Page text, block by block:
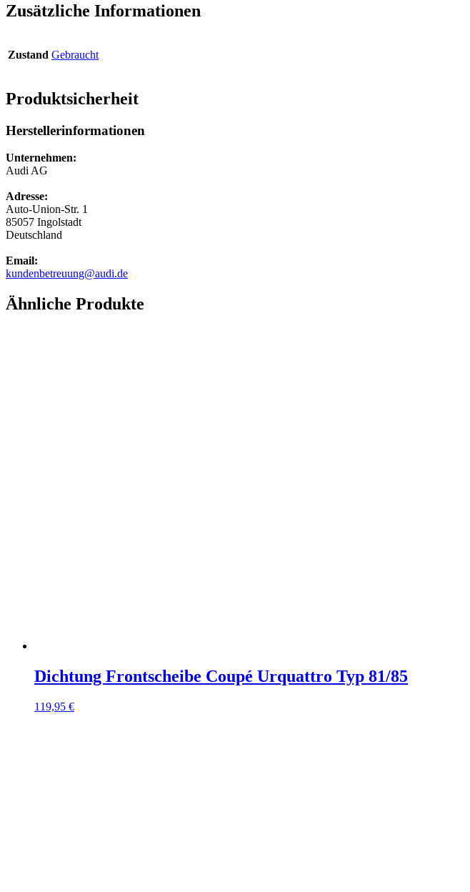
Zusätzliche Informationen
Zustand Gebraucht
Produktsicherheit
Herstellerinformationen
Unternehmen:
Audi AG
Adresse:
Auto-Union-Str. 1
85057 Ingolstadt
Deutschland
Email:
kundenbetreuung@audi.de
Ähnliche Produkte
Dichtung Frontscheibe Coupé Urquattro Typ 81/85
119,95 €